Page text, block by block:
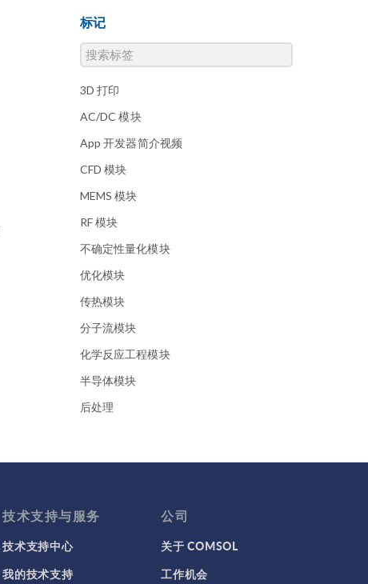
标记
3D 打印
AC/DC 模块
App 开发器简介视频
CFD 模块
MEMS 模块
RF 模块
不确定性量化模块
优化模块
传热模块
分子流模块
化学反应工程模块
半导体模块
后处理
地热能系列
复合材料模块
技术支持与服务
技术支持中心
我的技术支持
公司
关于 COMSOL
工作机会